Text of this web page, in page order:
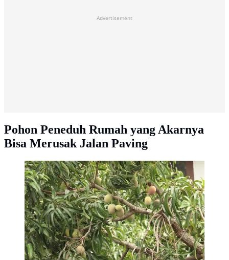
Advertisement
Pohon Peneduh Rumah yang Akarnya
Bisa Merusak Jalan Paving
Pohon Mangga / Sumber: Pixabay